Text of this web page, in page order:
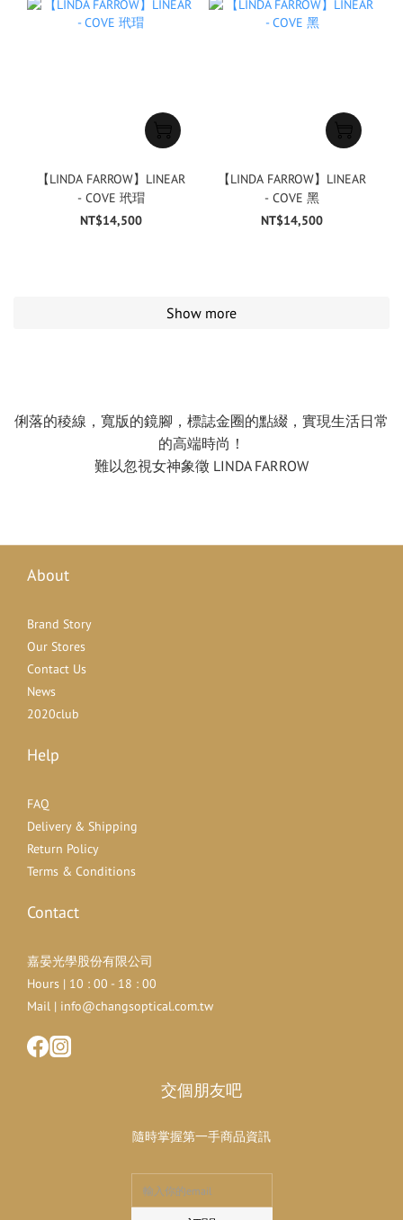
【LINDA FARROW】LINEAR
- COVE 玳瑁
NT$14,500
【LINDA FARROW】LINEAR
- COVE 黑
NT$14,500
Show more
俐落的稜線，寬版的鏡腳，標誌金圈的點綴，實現生活日常
的高端時尚！
難以忽視女神象徵 LINDA FARROW
About
Brand Story
Our Stores
Contact Us
News
2020club
Help
FAQ
Delivery & Shipping
Return Policy
Terms & Conditions
Contact
嘉晏光學股份有限公司
Hours | 10 : 00 - 18 : 00
Mail | info@changsoptical.com.tw
交個朋友吧
隨時掌握第一手商品資訊